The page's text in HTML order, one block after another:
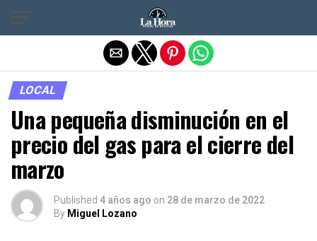
LOCAL
Una pequeña disminución en el
precio del gas para el cierre del
marzo
Published 4 años ago on 28 de marzo de 2022
By Miguel Lozano
Salir de la versión móvil